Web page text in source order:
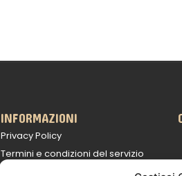
INFORMAZIONI
Privacy Policy
Termini e condizioni del servizio